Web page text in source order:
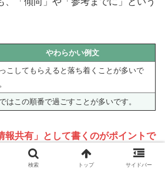
やわらかい例文
こしてもらえると落ち着くことが多いで
はこの順番で過ごすことが多いです。
報共有」として書くのがポイントで
検索 トップ サイドバー